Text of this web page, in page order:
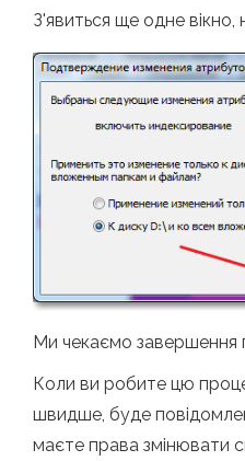
З'явиться ще одне вікно,
Ми чекаємо завершення
Коли ви робите цю
швидше, буде
маєте права змінювати